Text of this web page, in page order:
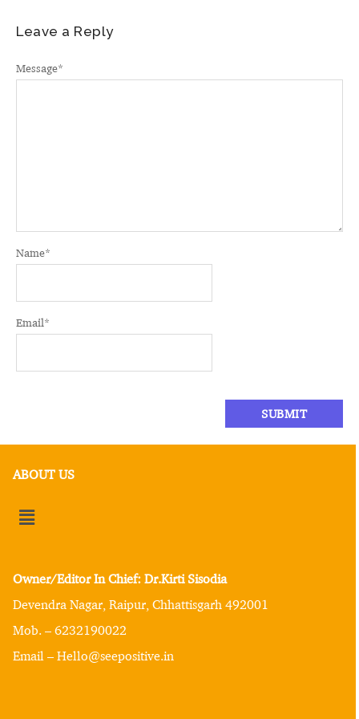
Leave a Reply
Message*
Name*
Email*
ABOUT US
Owner/Editor In Chief: Dr.Kirti Sisodia
Devendra Nagar, Raipur, Chhattisgarh 492001
Mob. – 6232190022
Email – Hello@seepositive.in